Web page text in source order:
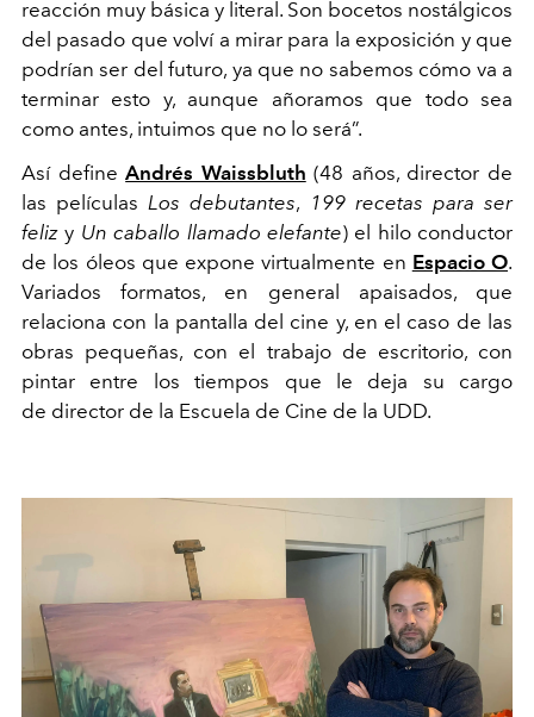
reacción muy básica y literal. Son bocetos nostálgicos
del pasado que volví a mirar para la exposición y que
podrían ser del futuro, ya que no sabemos cómo va a
terminar esto y, aunque añoramos que todo sea
como antes, intuimos que no lo será”.
Así defineAndrés Waissbluth (48 años, director de
las películasLos debutantes, 199 recetas para ser
feliz y Un caballo llamado elefante) el hilo conductor
de los óleos que expone virtualmente en Espacio O.
Variados formatos, en general apaisados, que
relaciona con la pantalla del cine y, en el caso de las
obras pequeñas, con el trabajo de escritorio, con
pintar entre los tiempos que le deja su cargo
de director de la Escuela de Cine de la UDD.